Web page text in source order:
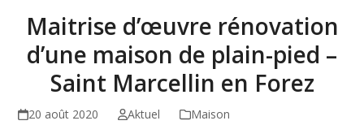
Maitrise d’œuvre rénovation
d’une maison de plain-pied –
Saint Marcellin en Forez
20 août 2020 Aktuel Maison